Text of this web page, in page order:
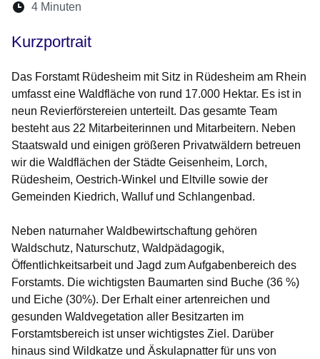
Lesedauer:
4 Minuten
Kurzportrait
Das Forstamt Rüdesheim mit Sitz in Rüdesheim am Rhein
umfasst eine Waldfläche von rund 17.000 Hektar. Es ist in
neun Revierförstereien unterteilt. Das gesamte Team
besteht aus 22 Mitarbeiterinnen und Mitarbeitern. Neben
Staatswald und einigen größeren Privatwäldern betreuen
wir die Waldflächen der Städte Geisenheim, Lorch,
Rüdesheim, Oestrich-Winkel und Eltville sowie der
Gemeinden Kiedrich, Walluf und Schlangenbad.
Neben naturnaher Waldbewirtschaftung gehören
Waldschutz, Naturschutz, Waldpädagogik,
Öffentlichkeitsarbeit und Jagd zum Aufgabenbereich des
Forstamts. Die wichtigsten Baumarten sind Buche (36 %)
und Eiche (30%). Der Erhalt einer artenreichen und
gesunden Waldvegetation aller Besitzarten im
Forstamtsbereich ist unser wichtigstes Ziel. Darüber
hinaus sind Wildkatze und Äskulapnatter für uns von